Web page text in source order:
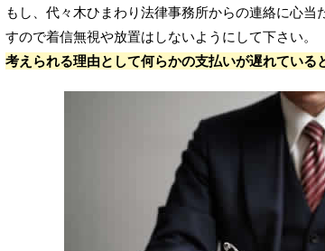
もし、代々木ひまわり法律事務所からの連絡に心
すので着信無視や放置はしないようにして下さい。
考えられる理由として何らかの支払いが遅れている